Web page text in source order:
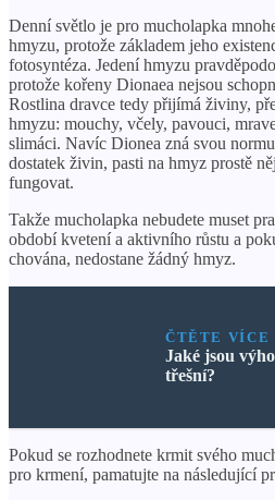
Denní světlo je pro mucholapka
hmyzu, protože základem jeho
fotosyntéza. Jedení hmyzu
protože kořeny Dionaea nejsou
Rostlina dravce tedy přijímá živiny,
hmyzu: mouchy, včely, pavouci,
slimáci. Navíc Dionea zná svou
dostatek živin, pasti na hmyz prostě
fungovat.
Takže mucholapka nebudete muset
období kvetení a aktivního růstu a
chována, nedostane žádný hmyz.
ČTĚTE VÍCE
Jaké jsou
třešní?
Pokud se rozhodnete krmit svého
pro krmení, pamatujte na následující